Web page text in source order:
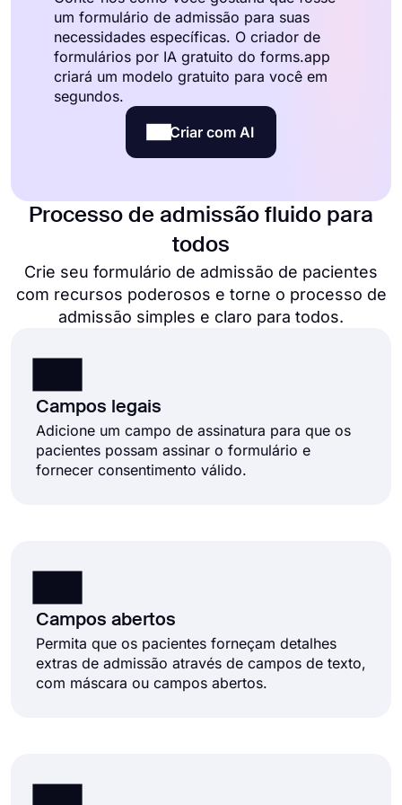
um formulário de admissão para suas
necessidades específicas. O criador de
formulários por IA gratuito do forms.app
criará um modelo gratuito para você em
segundos.
Criar com AI
Processo de admissão fluido para
todos
Crie seu formulário de admissão de pacientes
com recursos poderosos e torne o processo de
admissão simples e claro para todos.
Campos legais
Adicione um campo de assinatura para que os
pacientes possam assinar o formulário e
fornecer consentimento válido.
Campos abertos
Permita que os pacientes forneçam detalhes
extras de admissão através de campos de texto,
com máscara ou campos abertos.